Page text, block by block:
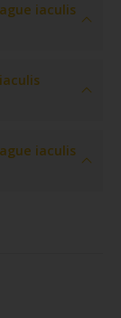
iaculis
iaculis